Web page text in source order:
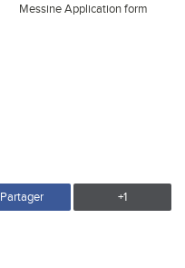
Messine Application form
Partager +1